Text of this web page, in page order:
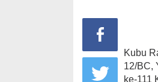
Kubu
12/BC,
ke-111